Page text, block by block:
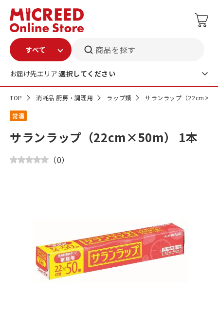
商品を探す
お届け先エリア:選択してください
TOP 消耗品 厨房・調理用 ラップ類 サランラップ（
常温
サランラップ（22cm×50m） 1本
（0）